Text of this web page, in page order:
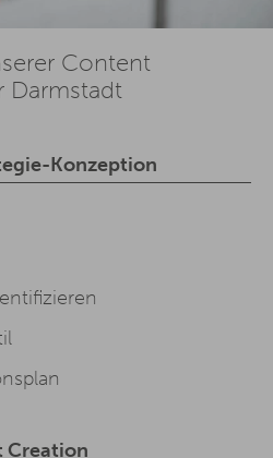
Content
Darmstadt
Konzeption
Creation